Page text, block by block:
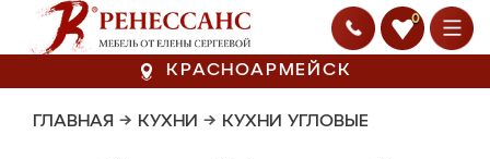
0
КРАСНОАРМЕЙСК
ГЛАВНАЯ → КУХНИ → КУХНИ УГЛОВЫЕ